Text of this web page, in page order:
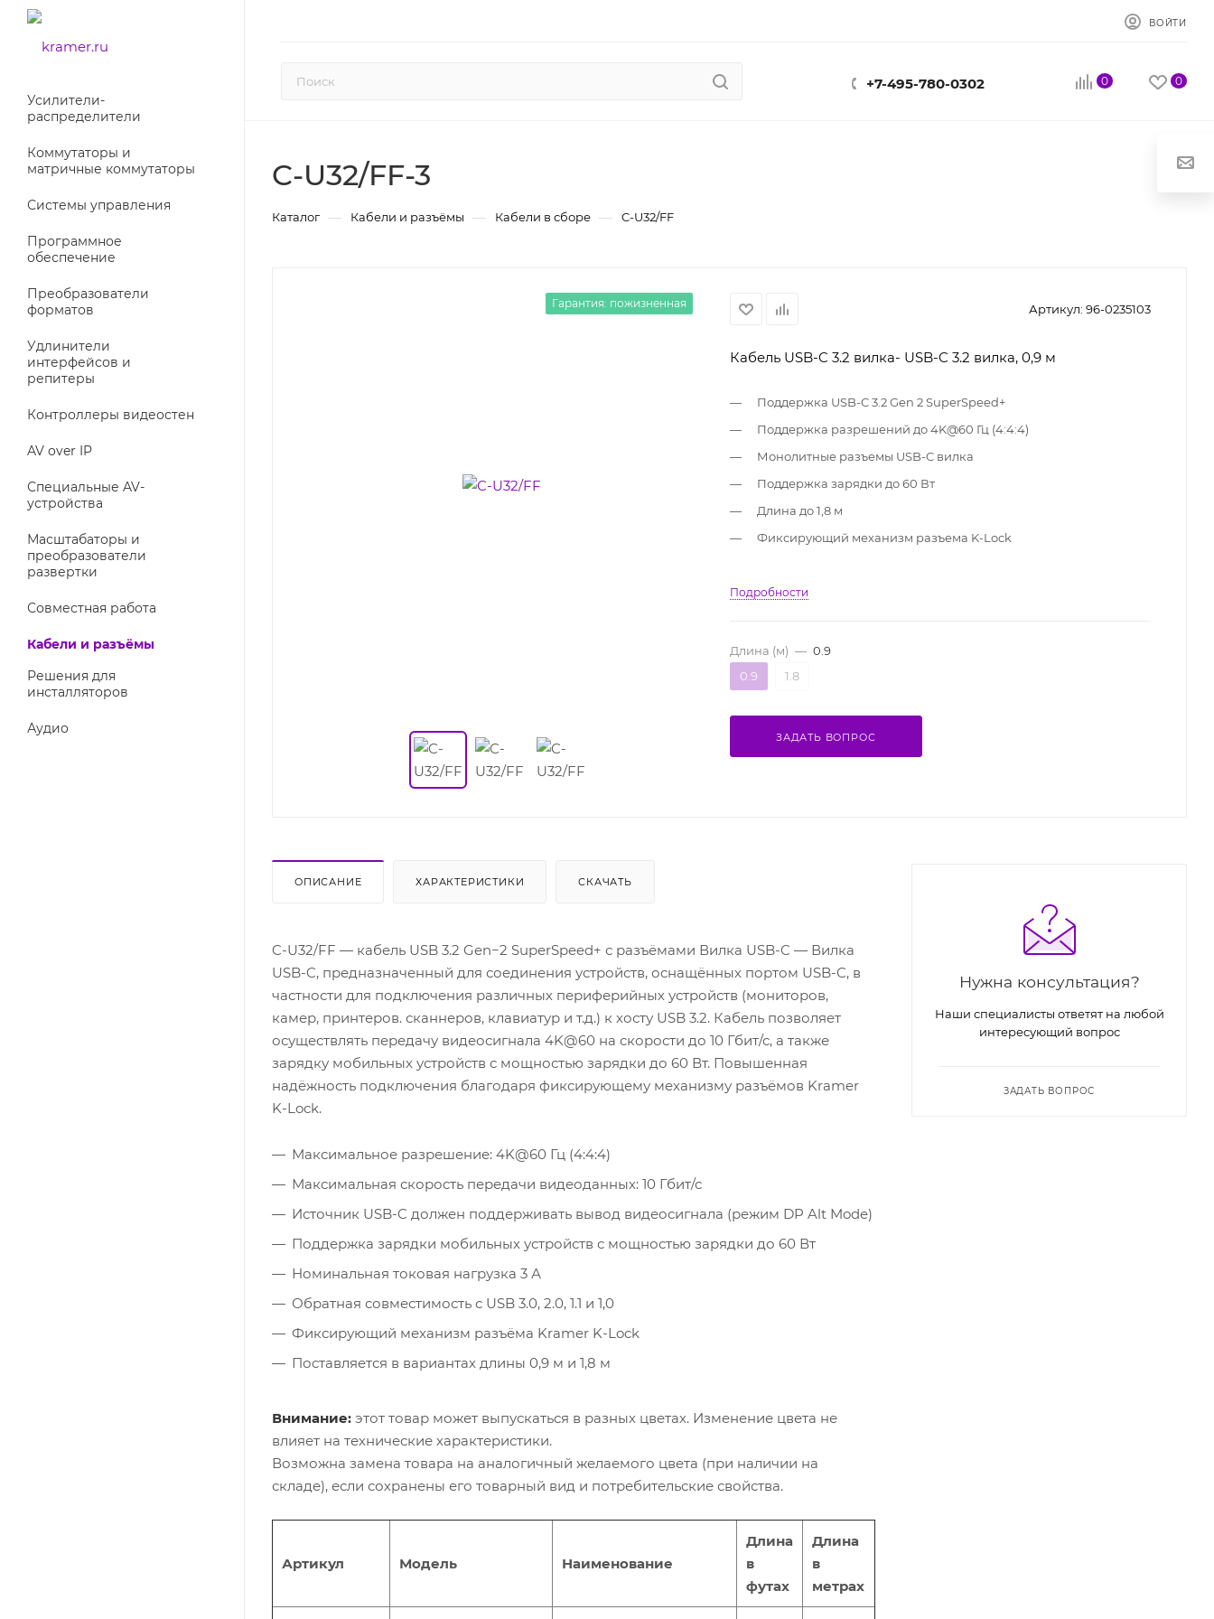
ВОЙТИ
+7-495-780-0302 0 0
Усилители-
раcпределители
Коммутаторы и
матричные коммутаторы
Системы управления
Программное
обеспечение
Преобразователи
форматов
Удлинители
интерфейсов и
репитеры
Контроллеры видеостен
AV over IP
Специальные AV-
устройства
Масштабаторы и
преобразователи
развертки
Совместная работа
Кабели и разъёмы
Решения для
инсталляторов
Аудио
C-U32/FF-3
Каталог — Кабели и разъёмы — Кабели в сборе — C-U32/FF
Гарантия: пожизненная Артикул: 96-0235103
Кабель USB-C 3.2 вилка- USB-C 3.2 вилка, 0,9 м
Поддержка USB-C 3.2 Gen 2 SuperSpeed+
Поддержка разрешений до 4K@60 Гц (4:4:4)
Монолитные разъемы USB-C вилка
Поддержка зарядки до 60 Вт
Длина до 1,8 м
Фиксирующий механизм разъема K-Lock
Подробности
Длина (м) — 0.9
0.9
1.8
ЗАДАТЬ ВОПРОС
ОПИСАНИЕ ХАРАКТЕРИСТИКИ СКАЧАТЬ
C-U32/FF — кабель USB 3.2 Gen−2 SuperSpeed+ с разъёмами Вилка USB-C — Вилка
USB-C, предназначенный для соединения устройств, оснащённых портом USB-C, в
частности для подключения различных периферийных устройств (мониторов,
камер, принтеров. сканнеров, клавиатур и т.д.) к хосту USB 3.2. Кабель позволяет
осуществлять передачу видеосигнала 4K@60 на скорости до 10 Гбит/с, а также
зарядку мобильных устройств с мощностью зарядки до 60 Вт. Повышенная
надёжность подключения благодаря фиксирующему механизму разъёмов Kramer
K-Lock.
Максимальное разрешение: 4K@60 Гц (4:4:4)
Максимальная скорость передачи видеоданных: 10 Гбит/с
Источник USB-C должен поддерживать вывод видеосигнала (режим DP Alt Mode)
Поддержка зарядки мобильных устройств с мощностью зарядки до 60 Вт
Номинальная токовая нагрузка 3 А
Обратная совместимость с USB 3.0, 2.0, 1.1 и 1,0
Фиксирующий механизм разъёма Kramer K-Lock
Поставляется в вариантах длины 0,9 м и 1,8 м
Внимание: этот товар может выпускаться в разных цветах. Изменение цвета не
влияет на технические характеристики.
Возможна замена товара на аналогичный желаемого цвета (при наличии на
складе), если сохранены его товарный вид и потребительские свойства.
Артикул Модель Наименование
Длина
в
футах
Длина
в
метрах
Нужна консультация?
Наши специалисты ответят на любой
интересующий вопрос
ЗАДАТЬ ВОПРОС